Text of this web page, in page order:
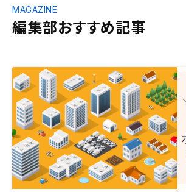
編集部おすすめ記事
MAGAZINE